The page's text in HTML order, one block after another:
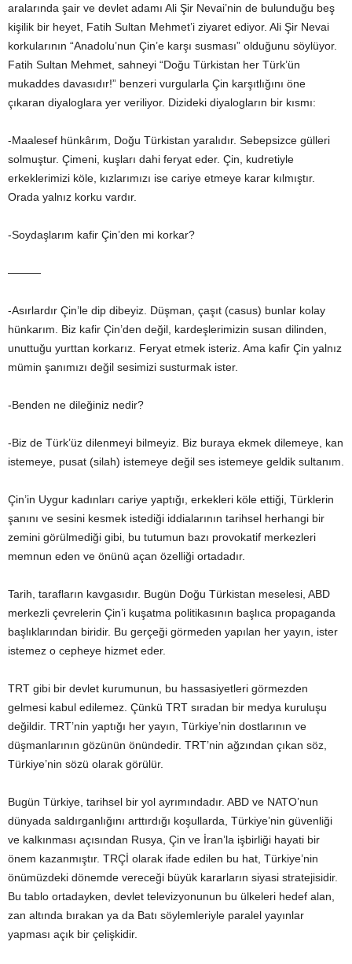
aralarında şair ve devlet adamı Ali Şir Nevai’nin de bulunduğu beş
kişilik bir heyet, Fatih Sultan Mehmet’i ziyaret ediyor. Ali Şir Nevai
korkularının “Anadolu’nun Çin’e karşı susması” olduğunu söylüyor.
Fatih Sultan Mehmet, sahneyi “Doğu Türkistan her Türk’ün
mukaddes davasıdır!” benzeri vurgularla Çin karşıtlığını öne
çıkaran diyaloglara yer veriliyor. Dizideki diyalogların bir kısmı:
-Maalesef hünkârım, Doğu Türkistan yaralıdır. Sebepsizce gülleri
solmuştur. Çimeni, kuşları dahi feryat eder. Çin, kudretiyle
erkeklerimizi köle, kızlarımızı ise cariye etmeye karar kılmıştır.
Orada yalnız korku vardır.
-Soydaşlarım kafir Çin’den mi korkar?
———
-Asırlardır Çin’le dip dibeyiz. Düşman, çaşıt (casus) bunlar kolay
hünkarım. Biz kafir Çin’den değil, kardeşlerimizin susan dilinden,
unuttuğu yurttan korkarız. Feryat etmek isteriz. Ama kafir Çin yalnız
mümin şanımızı değil sesimizi susturmak ister.
-Benden ne dileğiniz nedir?
-Biz de Türk’üz dilenmeyi bilmeyiz. Biz buraya ekmek dilemeye, kan
istemeye, pusat (silah) istemeye değil ses istemeye geldik sultanım.
Çin’in Uygur kadınları cariye yaptığı, erkekleri köle ettiği, Türklerin
şanını ve sesini kesmek istediği iddialarının tarihsel herhangi bir
zemini görülmediği gibi, bu tutumun bazı provokatif merkezleri
memnun eden ve önünü açan özelliği ortadadır.
Tarih, tarafların kavgasıdır. Bugün Doğu Türkistan meselesi, ABD
merkezli çevrelerin Çin’i kuşatma politikasının başlıca propaganda
başlıklarından biridir. Bu gerçeği görmeden yapılan her yayın, ister
istemez o cepheye hizmet eder.
TRT gibi bir devlet kurumunun, bu hassasiyetleri görmezden
gelmesi kabul edilemez. Çünkü TRT sıradan bir medya kuruluşu
değildir. TRT’nin yaptığı her yayın, Türkiye’nin dostlarının ve
düşmanlarının gözünün önündedir. TRT’nin ağzından çıkan söz,
Türkiye’nin sözü olarak görülür.
Bugün Türkiye, tarihsel bir yol ayrımındadır. ABD ve NATO’nun
dünyada saldırganlığını arttırdığı koşullarda, Türkiye’nin güvenliği
ve kalkınması açısından Rusya, Çin ve İran’la işbirliği hayati bir
önem kazanmıştır. TRÇİ olarak ifade edilen bu hat, Türkiye’nin
önümüzdeki dönemde vereceği büyük kararların siyasi stratejisidir.
Bu tablo ortadayken, devlet televizyonunun bu ülkeleri hedef alan,
zan altında bırakan ya da Batı söylemleriyle paralel yayınlar
yapması açık bir çelişkidir.